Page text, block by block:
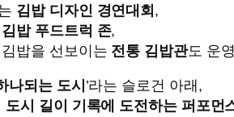
김밥 디자인 경연대회 ,
밥 푸드트럭 존,
밥을 선보이는 전통 김밥관도 운
나되는 도시 ’라는 슬로건 아래,
도시 길이 기록에 도전하는 퍼포먼